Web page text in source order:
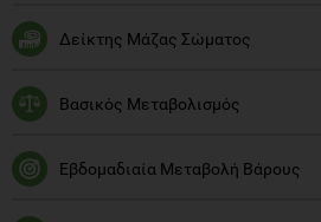
Δείκτης Μάζας Σώματος
Βασικός Μεταβολισμός
Εβδομαδιαία Μεταβολή Βάρους